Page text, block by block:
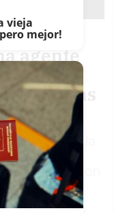
agente
por el
mientras
a la
área, una
con
en la
la comarca
vieja
mejor!